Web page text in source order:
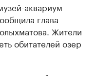
аквариум
глава
Жители
обитателей озер